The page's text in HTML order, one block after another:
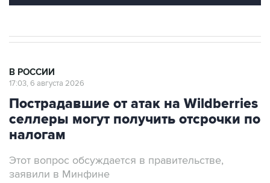
В РОССИИ
17:03, 6 августа 2026
Пострадавшие от атак на Wildberries
селлеры могут получить отсрочки по
налогам
Этот вопрос обсуждается в правительстве,
заявили в Минфине